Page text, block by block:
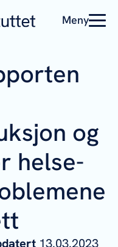
Meny
og
helse-
13.03.2023